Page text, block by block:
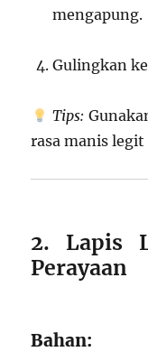
mengapung.
Gulingkan
Tips:
rasa manis
2. Lapis
Perayaan
Bahan: